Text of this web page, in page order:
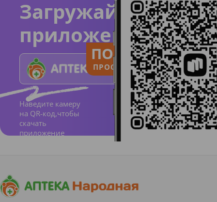
Загружайте
приложение
Наведите камеру
на QR-код,чтобы
скачать
приложение
ПОЛЬЗУЙСЯ
ПРОСТО И ПОНЯТНО